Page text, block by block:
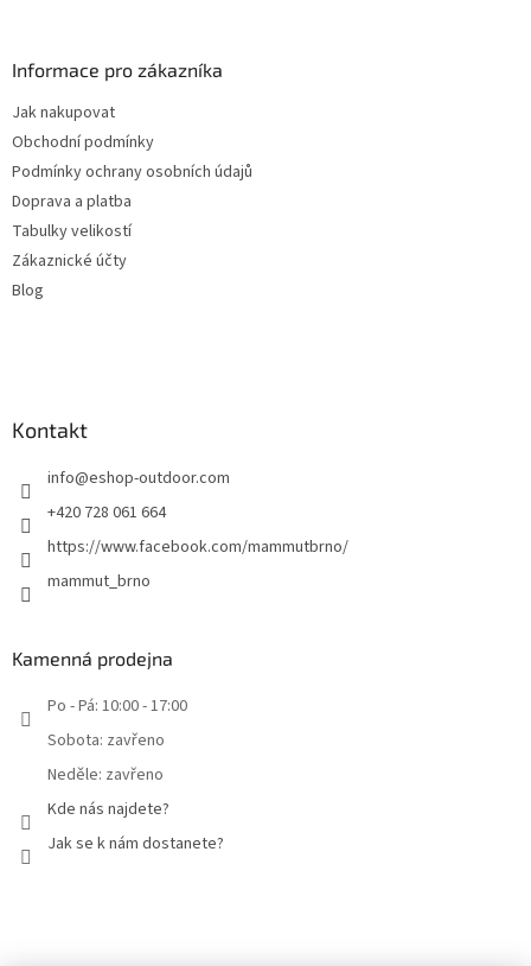
Informace pro zákazníka
Jak nakupovat
Obchodní podmínky
Podmínky ochrany osobních údajů
Doprava a platba
Tabulky velikostí
Zákaznické účty
Blog
Kontakt
info@eshop-outdoor.com
+420 728 061 664
https://www.facebook.com/mammutbrno/
mammut_brno
Kamenná prodejna
Po - Pá: 10:00 - 17:00
Sobota: zavřeno
Neděle: zavřeno
Kde nás najdete?
Jak se k nám dostanete?